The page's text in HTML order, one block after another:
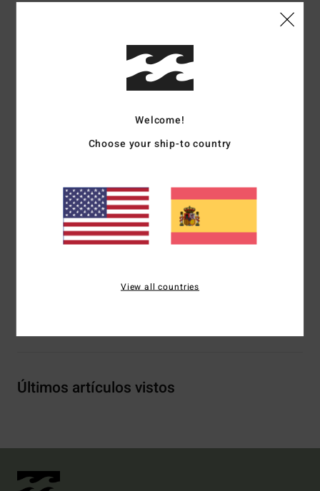
Camiseta de manga corta Rosa Mujer
Código de color
Core
corte:corte normal
Cuello:Cuello redondo
Mangas:manga corta
Marca:gráfico en tinta suave
Últimos artículos vistos
Welcome!
Choose your ship-to country
View all countries